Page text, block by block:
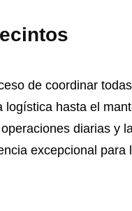
de coordinar
hasta el
diarias y
excepcional para